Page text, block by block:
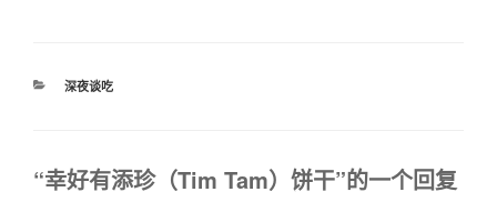
分
深夜谈吃
“幸好有添珍（Tim Tam）饼干”的一个回复